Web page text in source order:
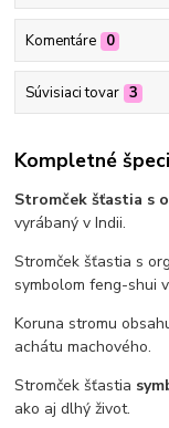
Komentáre 0
Súvisiaci tovar 3
Kompletné
Stromček šťastia s
vyrábaný v Indii.
Stromček šťastia s
symbolom feng-shui
Koruna stromu
achátu machového.
Stromček šťastia
ako aj dlhý život.